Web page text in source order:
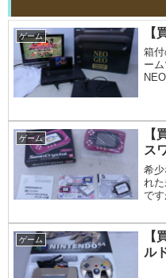
ゲーム 【
箱
ー
ッ
ッ
ゲーム
【
ス
希
れ
です
形
す
ン
た
ゲーム
【
ル